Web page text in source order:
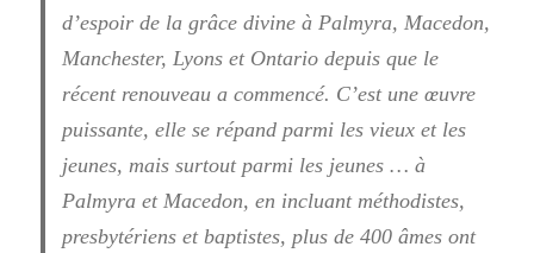
d’espoir de la grâce divine à Palmyra, Macedon,
Manchester, Lyons et Ontario depuis que le
récent renouveau a commencé. C’est une œuvre
puissante, elle se répand parmi les vieux et les
jeunes, mais surtout parmi les jeunes … à
Palmyra et Macedon, en incluant méthodistes,
presbytériens et baptistes, plus de 400 âmes ont